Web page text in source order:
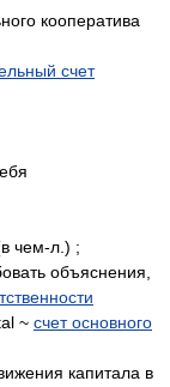
кооператива
счет
чем-л.) ;
объяснения,
~ счет основного
капитала в